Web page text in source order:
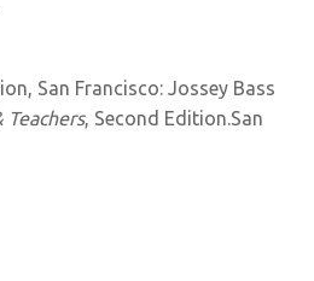
San Francisco: Jossey Bass
Teachers, Second Edition.San